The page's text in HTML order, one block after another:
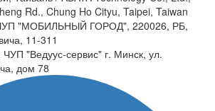
Rd., Chung Ho Cityu, Taipei, Taiwan
"МОБИЛЬНЫЙ ГОРОД", 220026, РБ,
11-311
ЧУП "Ведуус-сервис" г. Минск, ул.
дом 78